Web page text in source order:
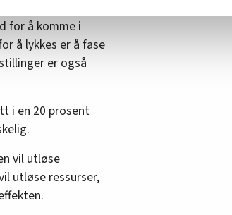
siden.
for å komme i
å lykkes er å fase
er også
i en 20 prosent
vil utløse
utløse ressurser,